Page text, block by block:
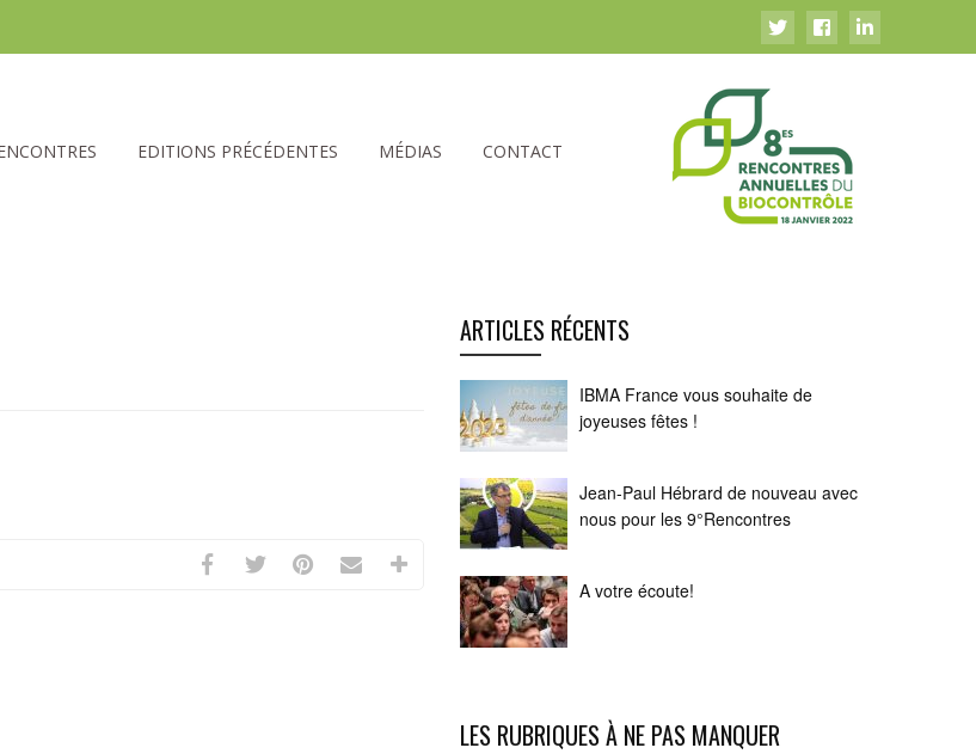
EDITIONS PRÉCÉDENTES MÉDIAS CONTACT
ARTICLES RÉCENTS
IBMA France vous souhaite de
joyeuses fêtes !
Jean-Paul Hébrard de nouveau avec
nous pour les 9°Rencontres
A votre écoute!
LES RUBRIQUES À NE PAS MANQUER